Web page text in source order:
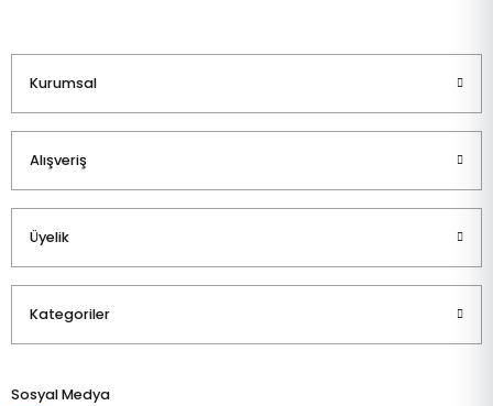
Kurumsal
Alışveriş
Üyelik
Kategoriler
Sosyal Medya